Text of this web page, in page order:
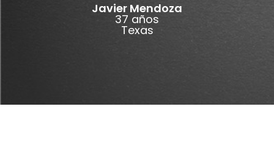
Javier Mendoza
37 años
Texas